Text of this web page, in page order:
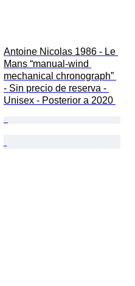
Antoine Nicolas 1986 - Le
Mans “manual-wind
mechanical chronograph”
- Sin precio de reserva -
Unisex - Posterior a 2020